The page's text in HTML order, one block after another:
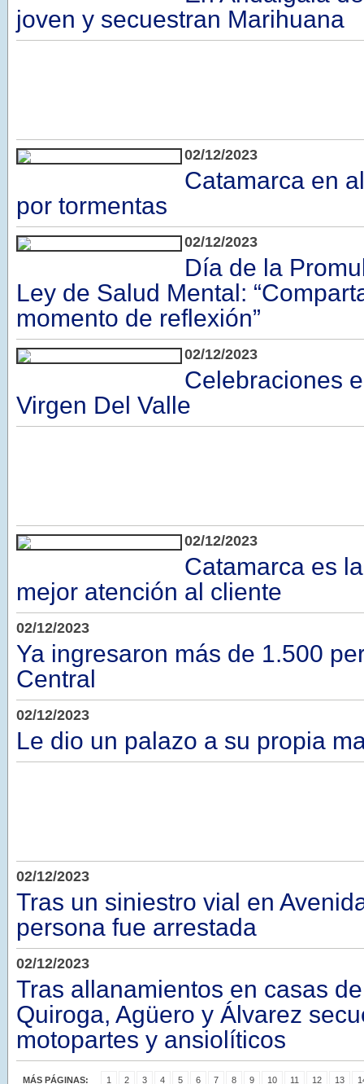
joven y secuestran Marihuana
02/12/2023
Catamarca en
por tormentas
02/12/2023
Día de la
Ley de Salud Mental:
momento de reflexión”
02/12/2023
Celebraciones
Virgen Del Valle
02/12/2023
Catamarca es
mejor atención al cliente
02/12/2023
Ya ingresaron más de 1.500
Central
02/12/2023
Le dio un palazo a su propia
02/12/2023
Tras un siniestro vial en
persona fue arrestada
02/12/2023
Tras allanamientos en casas
Quiroga, Agüero y Álvarez
motopartes y ansiolíticos
MÁS PÁGINAS: 1 2 3 4 5 6 7 8 9 10 11 12 13